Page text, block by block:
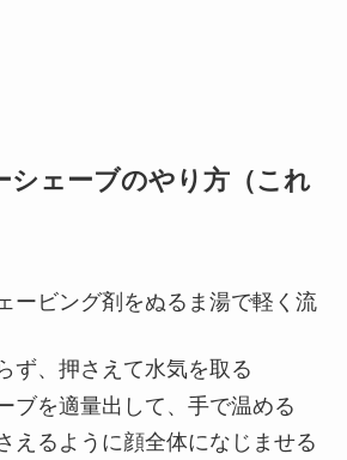
シェーブのやり方（これ
ービング剤をぬるま湯で軽く流
ず、押さえて水気を取る
ブを適量出して、手で温める
えるように顔全体になじませる